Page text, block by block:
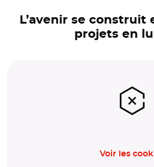
L’avenir se
projets en
Voir les